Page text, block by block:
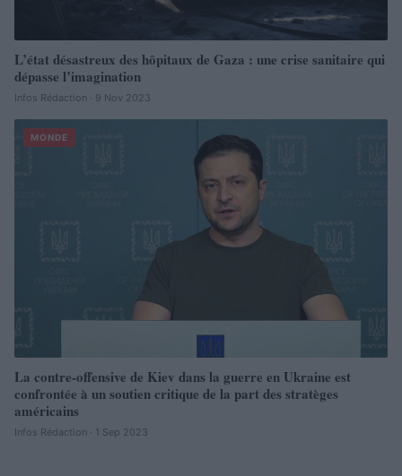
L’état désastreux des hôpitaux de Gaza : une crise sanitaire qui
dépasse l’imagination
Infos Rédaction · 9 Nov 2023
MONDE
La contre-offensive de Kiev dans la guerre en Ukraine est
confrontée à un soutien critique de la part des stratèges
américains
Infos Rédaction · 1 Sep 2023